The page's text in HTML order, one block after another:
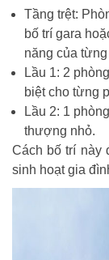
Tầng trệt:
bố trí gara
năng của
Lầu 1: 2
biệt cho từng
Lầu 2: 1
thượng nhỏ.
Cách bố trí này
sinh hoạt gia